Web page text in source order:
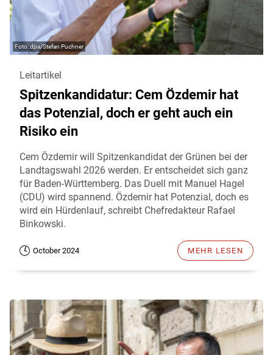
dpa/Stefan Puchner
Leitartikel
Spitzenkandidatur: Cem Özdemir hat
das Potenzial, doch er geht auch ein
Risiko ein
Cem Özdemir will Spitzenkandidat der Grünen bei der
Landtagswahl 2026 werden. Er entscheidet sich ganz
für Baden-Württemberg. Das Duell mit Manuel Hagel
(CDU) wird spannend. Özdemir hat Potenzial, doch es
wird ein Hürdenlauf, schreibt Chefredakteur Rafael
Binkowski.
October 2024 MEHR LESEN